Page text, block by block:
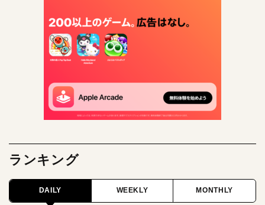
ランキング
DAILY WEEKLY MONTHLY